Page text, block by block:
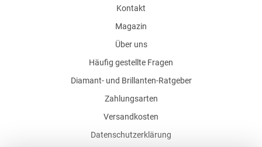
Kontakt
Magazin
Über uns
Häufig gestellte Fragen
Diamant- und Brillanten-Ratgeber
Zahlungsarten
Versandkosten
Datenschutzerklärung